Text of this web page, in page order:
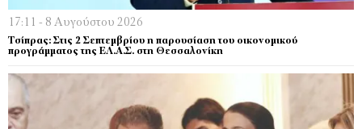
17:11 - 8 Αυγούστου 2026
Τσίπρας: Στις 2 Σεπτεμβρίου η παρουσίαση του οικονομικού
προγράμματος της ΕΛ.Α.Σ. στη Θεσσαλονίκη